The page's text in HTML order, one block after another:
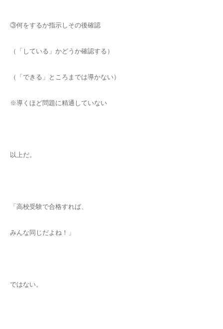
③何をするか指示しその後確認
（「している」かどうか確認する）
（「できる」ところまでは導かない）
※導くほど問題に精通していない
以上だ。
「高校受験で合格すれば、
みんな同じだよね！」
ではない。